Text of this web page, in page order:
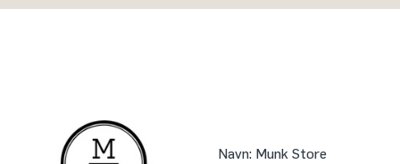
Navn: Munk Store